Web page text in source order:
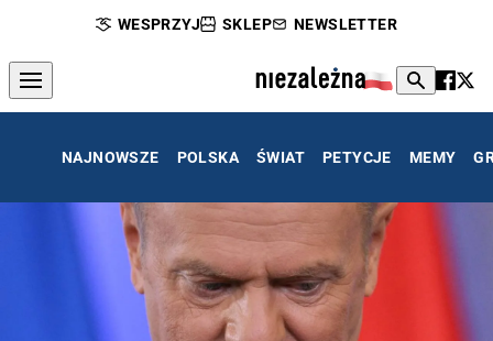
WESPRZYJ SKLEP NEWSLETTER
NAJNOWSZE POLSKA ŚWIAT PETYCJE MEMY